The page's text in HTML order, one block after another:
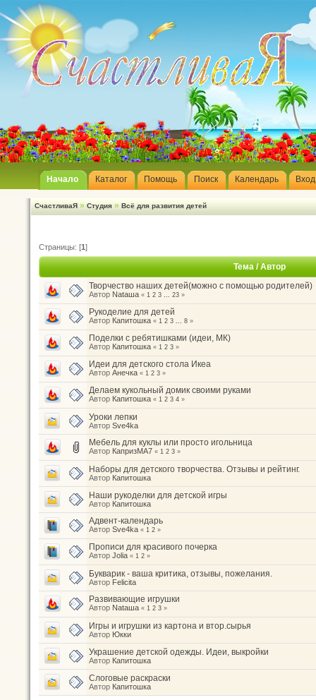
Начало Каталог Помощь Поиск Календарь Вход
СчастливаЯ » Студия » Всё для развития детей
Страницы: [1]
Тема/Автор
Творчество наших детей(можно с помощью родителей)
Автор Nataшa « 1 2 3 ... 23 »
Рукоделие для детей
Автор Капитошка « 1 2 3 ... 8 »
Поделки с ребятишками (идеи, МК)
Автор Капитошка « 1 2 3 »
Идеи для детского стола Икеа
Автор Анечка « 1 2 3 »
Делаем кукольный домик своими руками
Автор Капитошка « 1 2 3 4 »
Уроки лепки
Автор Sve4ka
Мебель для куклы или просто игольница
Автор КапризМА7 « 1 2 3 »
Наборы для детского творчества. Отзывы и рейтинг.
Автор Капитошка
Наши рукоделки для детской игры
Автор Капитошка
Адвент-календарь
Автор Sve4ka « 1 2 »
Прописи для красивого почерка
Автор Jolia « 1 2 »
Букварик - ваша критика, отзывы, пожелания.
Автор Felicita
Развивающие игрушки
Автор Nataшa « 1 2 3 »
Игры и игрушки из картона и втор.сырья
Автор Юкки
Украшение детской одежды. Идеи, выкройки
Автор Капитошка
Слоговые раскраски
Автор Капитошка